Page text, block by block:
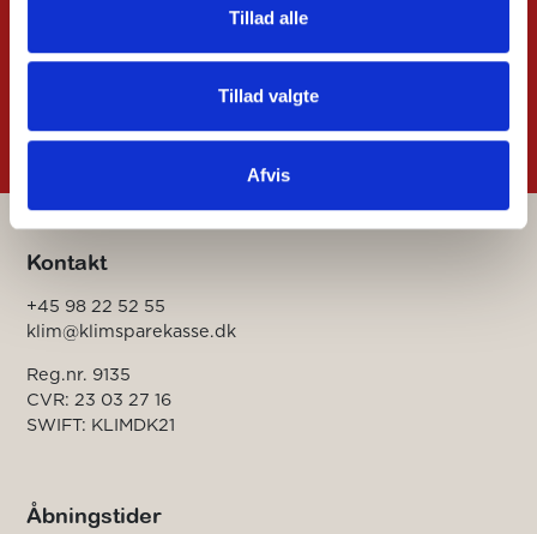
Tillad alle
Tillad valgte
Afvis
Kontakt
+45 98 22 52 55
klim@klimsparekasse.dk
Reg.nr. 9135
CVR: 23 03 27 16
SWIFT: KLIMDK21
Åbningstider